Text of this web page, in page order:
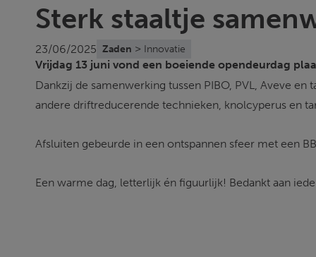
Sterk staaltje
23/06/2025 Zaden > Innovatie
Vrijdag 13 juni vond een boeiende opendeurdag
Dankzij de samenwerking tussen PIBO, PVL, Aveve
andere driftreducerende technieken, knolcyperus en
Afsluiten gebeurde in een ontspannen sfeer met een
Een warme dag, letterlijk én figuurlijk! Bedankt aan